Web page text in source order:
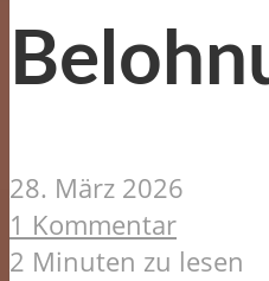
28. März 2026
1 Kommentar
2 Minuten zu lesen